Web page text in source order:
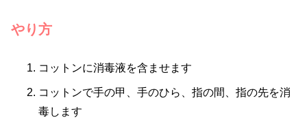
やり方
コットンに消毒液を含ませます
コットンで手の甲、手のひら、指の間、指の先を消
毒します